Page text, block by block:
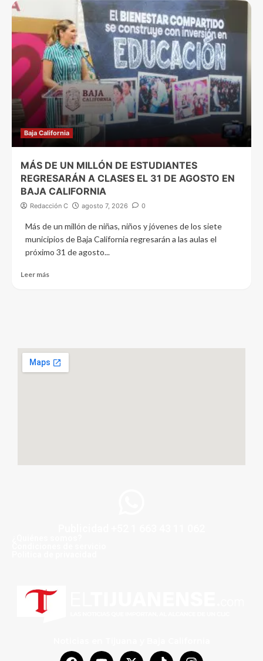
Baja California
MÁS DE UN MILLÓN DE ESTUDIANTES
REGRESARÁN A CLASES EL 31 DE AGOSTO EN
BAJA CALIFORNIA
Redacción C agosto 7, 2026 0
Más de un millón de niñas, niños y jóvenes de los siete
municipios de Baja California regresarán a las aulas el
próximo 31 de agosto...
Leer más